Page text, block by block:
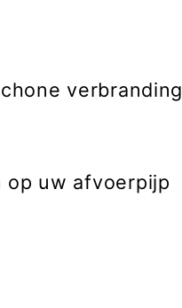
verbranding
uw afvoerpijp